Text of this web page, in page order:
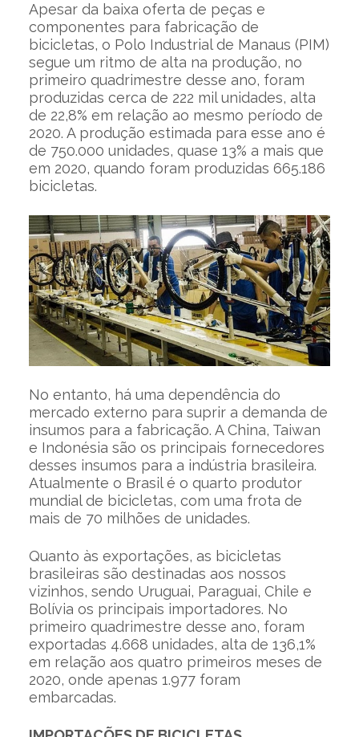
Apesar da baixa oferta de peças e
componentes para fabricação de
bicicletas, o Polo Industrial de Manaus (PIM)
segue um ritmo de alta na produção, no
primeiro quadrimestre desse ano, foram
produzidas cerca de 222 mil unidades, alta
de 22,8% em relação ao mesmo período de
2020. A produção estimada para esse ano é
de 750.000 unidades, quase 13% a mais que
em 2020, quando foram produzidas 665.186
bicicletas.
No entanto, há uma dependência do
mercado externo para suprir a demanda de
insumos para a fabricação. A China, Taiwan
e Indonésia são os principais fornecedores
desses insumos para a indústria brasileira.
Atualmente o Brasil é o quarto produtor
mundial de bicicletas, com uma frota de
mais de 70 milhões de unidades.
Quanto às exportações, as bicicletas
brasileiras são destinadas aos nossos
vizinhos, sendo Uruguai, Paraguai, Chile e
Bolívia os principais importadores. No
primeiro quadrimestre desse ano, foram
exportadas 4.668 unidades, alta de 136,1%
em relação aos quatro primeiros meses de
2020, onde apenas 1.977 foram
embarcadas.